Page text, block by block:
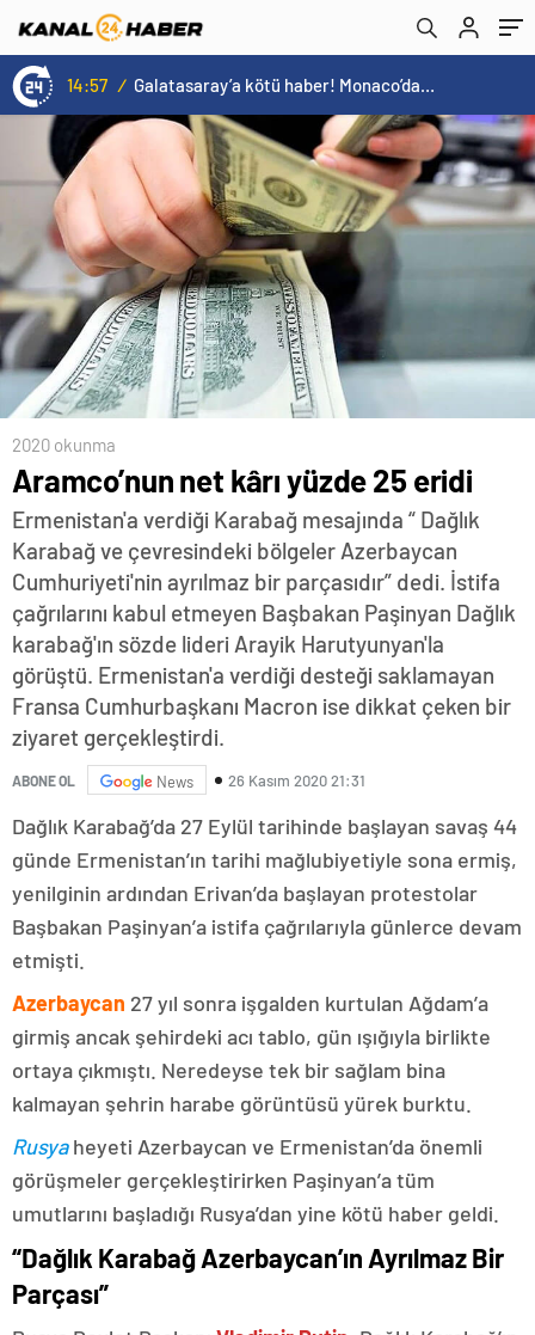
14:57 / Galatasaray’a kötü haber! Monaco’dan flaş Onyekuru kararı.
2020 okunma
Aramco’nun net kârı yüzde 25 eridi
Ermenistan'a verdiği Karabağ mesajında “ Dağlık
Karabağ ve çevresindeki bölgeler Azerbaycan
Cumhuriyeti'nin ayrılmaz bir parçasıdır” dedi. İstifa
çağrılarını kabul etmeyen Başbakan Paşinyan Dağlık
karabağ'ın sözde lideri Arayik Harutyunyan'la
görüştü. Ermenistan'a verdiği desteği saklamayan
Fransa Cumhurbaşkanı Macron ise dikkat çeken bir
ziyaret gerçekleştirdi.
ABONE OL News 26 Kasım 2020 21:31
Dağlık Karabağ’da 27 Eylül tarihinde başlayan savaş 44
günde Ermenistan’ın tarihi mağlubiyetiyle sona ermiş,
yenilginin ardından Erivan’da başlayan protestolar
Başbakan Paşinyan’a istifa çağrılarıyla günlerce devam
etmişti.
Azerbaycan 27 yıl sonra işgalden kurtulan Ağdam’a
girmiş ancak şehirdeki acı tablo, gün ışığıyla birlikte
ortaya çıkmıştı. Neredeyse tek bir sağlam bina
kalmayan şehrin harabe görüntüsü yürek burktu.
Rusyaheyeti Azerbaycan ve Ermenistan’da önemli
görüşmeler gerçekleştirirken Paşinyan’a tüm
umutlarını başladığı Rusya’dan yine kötü haber geldi.
“Dağlık Karabağ Azerbaycan’ın Ayrılmaz Bir
Parçası”